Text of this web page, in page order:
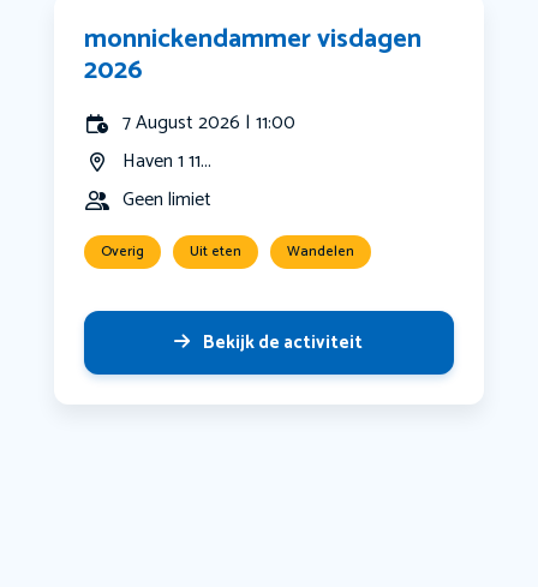
monnickendammer visdagen
2026
7 August 2026 | 11:00
Haven 1 11...
Geen limiet
Overig Uit eten Wandelen
Bekijk de activiteit